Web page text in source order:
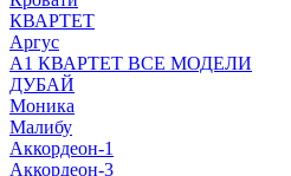
КВАРТЕТ
Аргус
А1 КВАРТЕТ ВСЕ МОДЕЛИ
ДУБАЙ
Моника
Малибу
Аккордеон-1
Аккордеон-3